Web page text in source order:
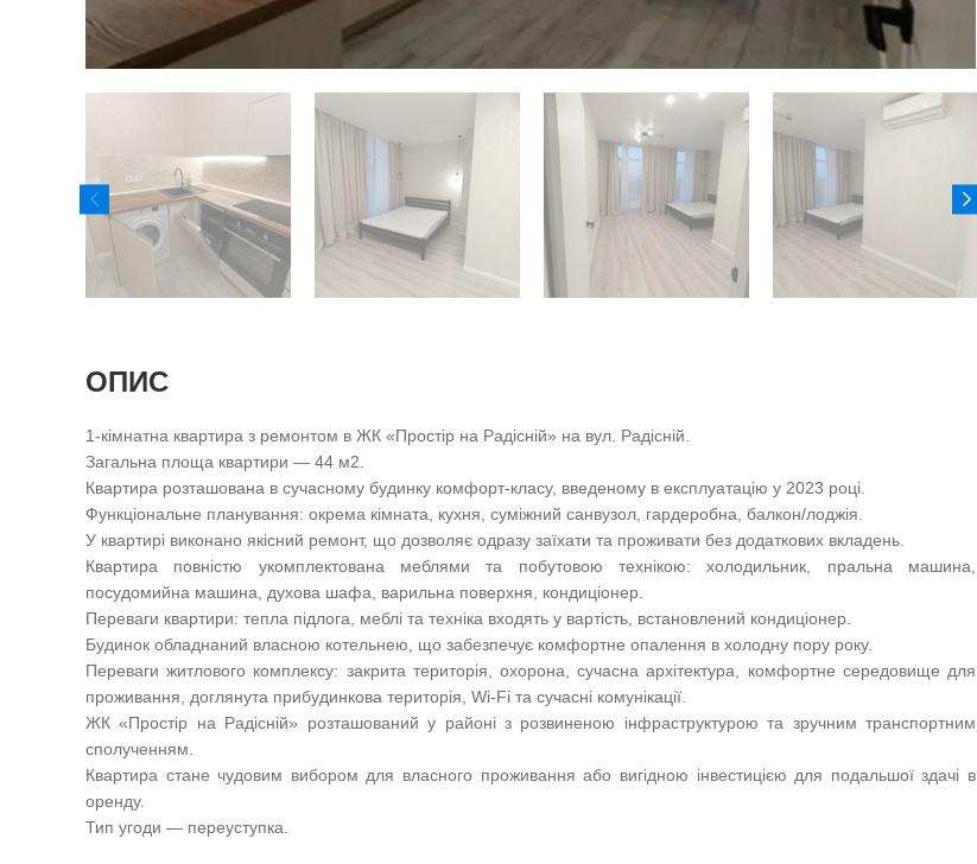
ОПИС
1-кімнатна квартира з ремонтом в ЖК «Простір на Радісній» на вул. Радісній.
Загальна площа квартири — 44 м2.
Квартира розташована в сучасному будинку комфорт-класу, введеному в експлуатацію у 2023 році.
Функціональне планування: окрема кімната, кухня, суміжний санвузол, гардеробна, балкон/лоджія.
У квартирі виконано якісний ремонт, що дозволяє одразу заїхати та проживати без додаткових вкладень.
Квартира повністю укомплектована меблями та побутовою технікою: холодильник, пральна машина,
посудомийна машина, духова шафа, варильна поверхня, кондиціонер.
Переваги квартири: тепла підлога, меблі та техніка входять у вартість, встановлений кондиціонер.
Будинок обладнаний власною котельнею, що забезпечує комфортне опалення в холодну пору року.
Переваги житлового комплексу: закрита територія, охорона, сучасна архітектура, комфортне середовище для
проживання, доглянута прибудинкова територія, Wi-Fi та сучасні комунікації.
ЖК «Простір на Радісній» розташований у районі з розвиненою інфраструктурою та зручним транспортним
сполученням.
Квартира стане чудовим вибором для власного проживання або вигідною інвестицією для подальшої здачі в
оренду.
Тип угоди — переуступка.